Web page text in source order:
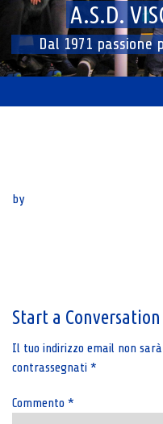
A.S.D.
Dal 1971 passione
by
Start a Conversation
Il tuo indirizzo email non
contrassegnati *
Commento *